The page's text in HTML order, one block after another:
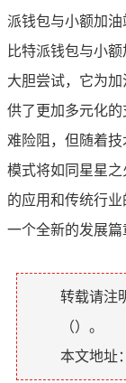
派钱包与小额加油
比特派钱包与小
大胆尝试，它为
供了更加多元化
难险阻，但随着
模式将如同星星
的应用和传统行
一个全新的发展篇
转载请注
（）。
本文地址：